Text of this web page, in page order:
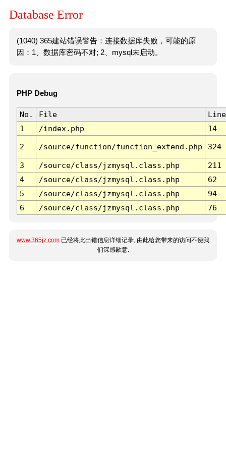
Database Error
(1040) 365建站错误警告：连接数据库失败，可能的原
因：1、数据库密码不对; 2、mysql未启动。
PHP Debug
No. File
Line
1
/index.php 14
2 /source/function/function_extend.php 324
3 /source/class/jzmysql.class.php
211
4
/source/class/jzmysql.class.php
62
5
/source/class/jzmysql.class.php
94
6
/source/class/jzmysql.class.php 76
www.365jz.com 已经将此出错信息详细记录, 由此给您带来的访问不便我
们深感歉意.